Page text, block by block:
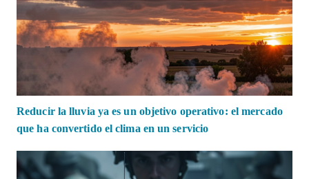
Reducir la lluvia ya es un objetivo operativo: el mercado
que ha convertido el clima en un servicio